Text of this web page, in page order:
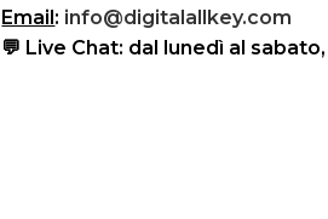
Email: info@digitalallkey.com
💬 Live Chat: dal lunedì al